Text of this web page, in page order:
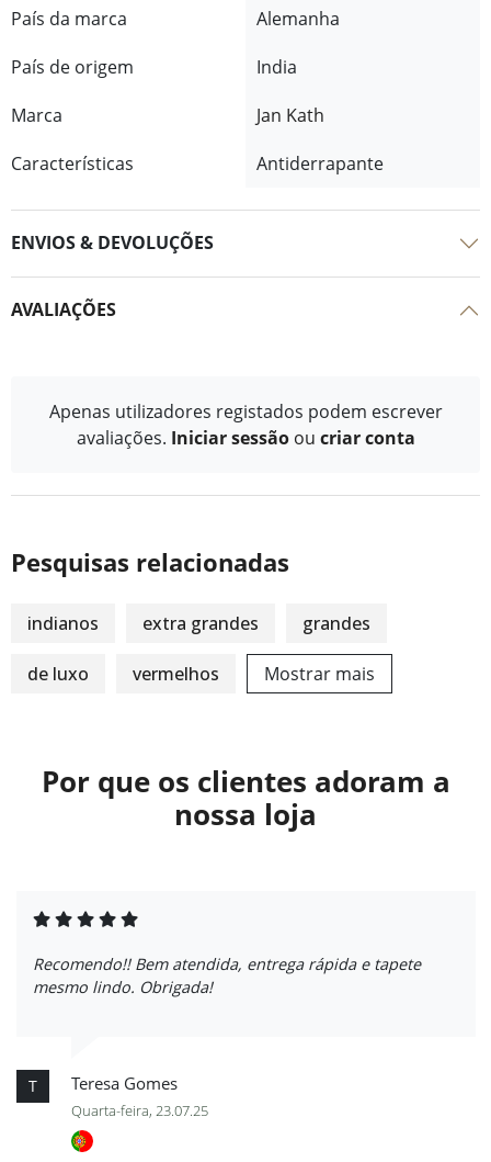
País da marca
Alemanha
País de origem
India
Marca
Jan Kath
Características
Antiderrapante
ENVIOS & DEVOLUÇÕES
AVALIAÇÕES
Apenas utilizadores registados podem escrever
avaliações. Iniciar sessão ou criar conta
Pesquisas relacionadas
indianos extra grandes grandes
de luxo vermelhos Mostrar mais
Por que os clientes adoram a
nossa loja
Recomendo!! Bem atendida, entrega rápida e tapete
mesmo lindo. Obrigada!
T Teresa Gomes
Quarta-feira, 23.07.25